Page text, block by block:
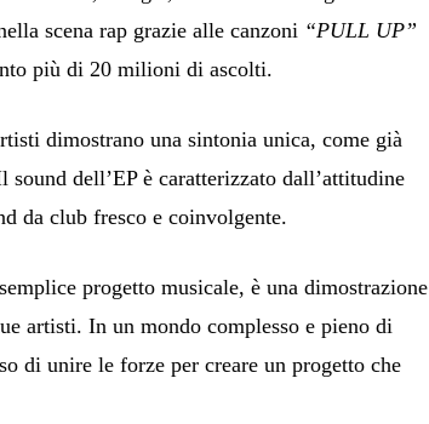
scena rap grazie alle canzoni “PULL UP”
più di 20 milioni di ascolti.
dimostrano una sintonia unica, come già
dell’EP è caratterizzato dall’attitudine
da club fresco e coinvolgente.
progetto musicale, è una dimostrazione
artisti. In un mondo complesso e pieno di
di unire le forze per creare un progetto che